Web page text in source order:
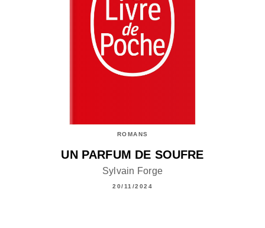
ROMANS
UN PARFUM DE SOUFRE
Sylvain Forge
20/11/2024